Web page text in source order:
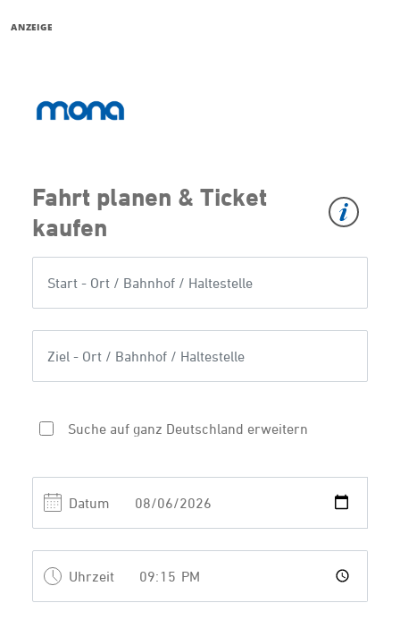
ANZEIGE